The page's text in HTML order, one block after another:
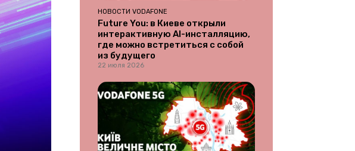
НОВОСТИ VODAFONE
Future You: в Киеве открыли
интерактивную AI-инсталляцию,
где можно встретиться с собой
из будущего
22 июля 2026